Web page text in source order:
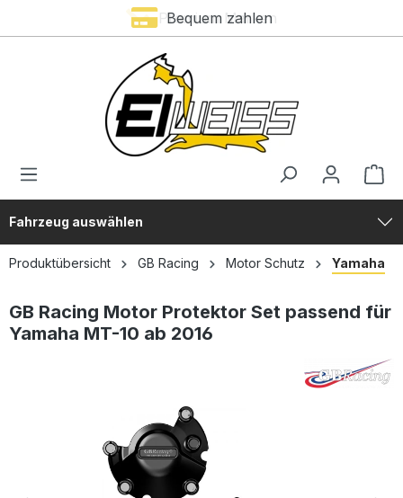
Premium Marken
Bequem zahlen
Fahrzeug auswählen
Produktübersicht GB Racing Motor Schutz Yamaha
GB Racing Motor Protektor Set passend für
Yamaha MT-10 ab 2016